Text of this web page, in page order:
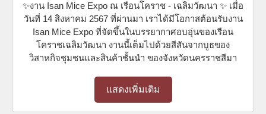
✨งาน Isan Mice Expo ณ เรือนโคราช - เฉลิมวัฒนา ✨ เมื่อ
วันที่ 14 สิงหาคม 2567 ที่ผ่านมา เราได้มีโอกาสต้อนรับงาน
Isan Mice Expo ที่จัดขึ้นในบรรยากาศอบอุ่นของเรือน
โคราชเฉลิมวัฒนา งานนี้เต็มไปด้วยสีสันจากบูธของ
วิสาหกิจชุมชนและสินค้าชั้นนำ ของจังหวัดนครราชสีมา
แสดงเพิ่มเติม